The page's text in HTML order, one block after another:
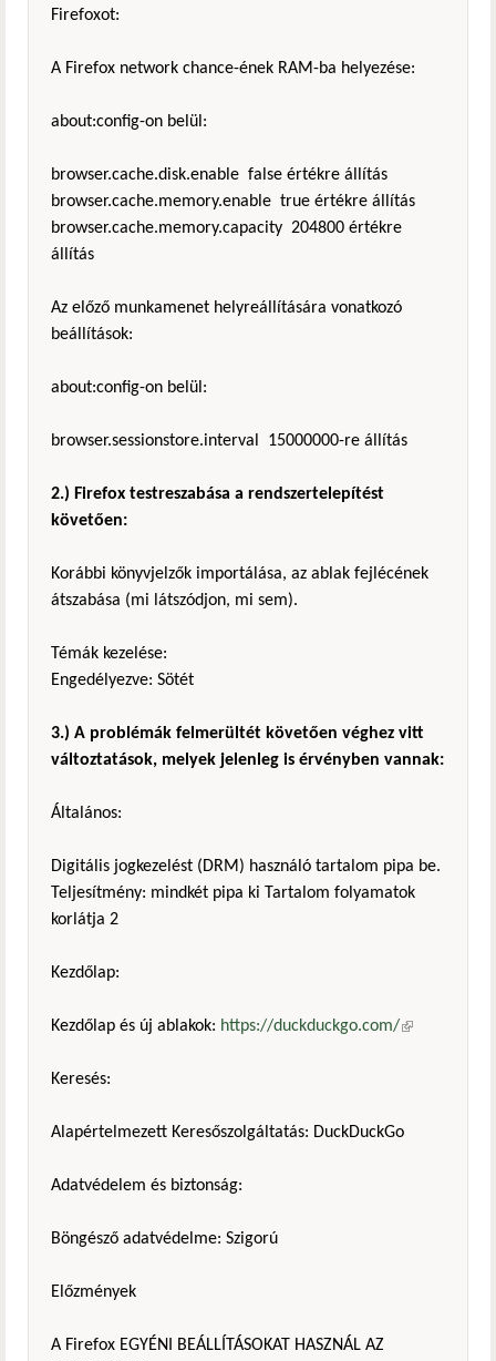
Firefoxot:
A Firefox network chance-ének RAM-ba helyezése:
about:config-on belül:
browser.cache.disk.enable false értékre állítás
browser.cache.memory.enable true értékre állítás
browser.cache.memory.capacity 204800 értékre
állítás
Az előző munkamenet helyreállítására vonatkozó
beállítások:
about:config-on belül:
browser.sessionstore.interval 15000000-re állítás
2.) Firefox testreszabása a rendszertelepítést
követően:
Korábbi könyvjelzők importálása, az ablak fejlécének
átszabása (mi látszódjon, mi sem).
Témák kezelése:
Engedélyezve: Sötét
3.) A problémák felmerültét követően véghez vitt
változtatások, melyek jelenleg is érvényben vannak:
Általános:
Digitális jogkezelést (DRM) használó tartalom pipa be.
Teljesítmény: mindkét pipa ki Tartalom folyamatok
korlátja 2
Kezdőlap:
Kezdőlap és új ablakok: https://duckduckgo.com/(külső
Keresés:
Alapértelmezett Keresőszolgáltatás: DuckDuckGo
Adatvédelem és biztonság:
Böngésző adatvédelme: Szigorú
Előzmények
A Firefox EGYÉNI BEÁLLÍTÁSOKAT HASZNÁL AZ